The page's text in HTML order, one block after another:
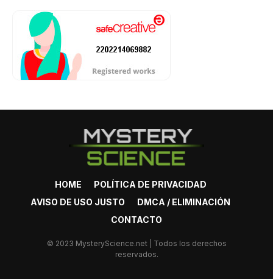
HOME
POLÍTICA DE PRIVACIDAD
AVISO DE USO JUSTO
DMCA / ELIMINACIÓN
CONTACTO
© 2023 MysteryScience.net | Todos los derechos
reservados.